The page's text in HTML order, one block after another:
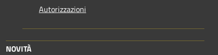
Autorizzazioni
NOVITÀ